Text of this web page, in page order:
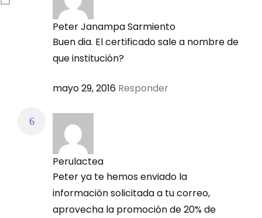
Peter Janampa Sarmiento
Buen dia. El certificado sale a nombre de
que institución?
mayo 29, 2016 Responder
Perulactea
Peter ya te hemos enviado la
información solicitada a tu correo,
aprovecha la promoción de 20% de